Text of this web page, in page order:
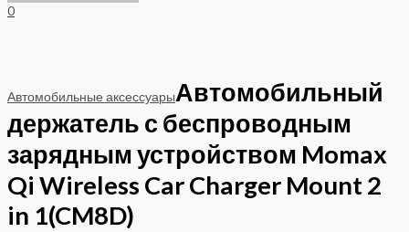
0
Автомобильные аксессуарыАвтомобильный
держатель с беспроводным
зарядным устройством Momax
Qi Wireless Car Charger Mount 2
in 1(CM8D)